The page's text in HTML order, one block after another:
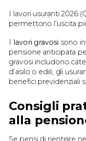
I lavori usuranti 2026
permettono l’uscita
I lavori gravosi sono
pensione anticipata
gravosi includono
d’asilo o edili, gli
benefici previdenziali
Consigli
alla
Se pensi di rientrare